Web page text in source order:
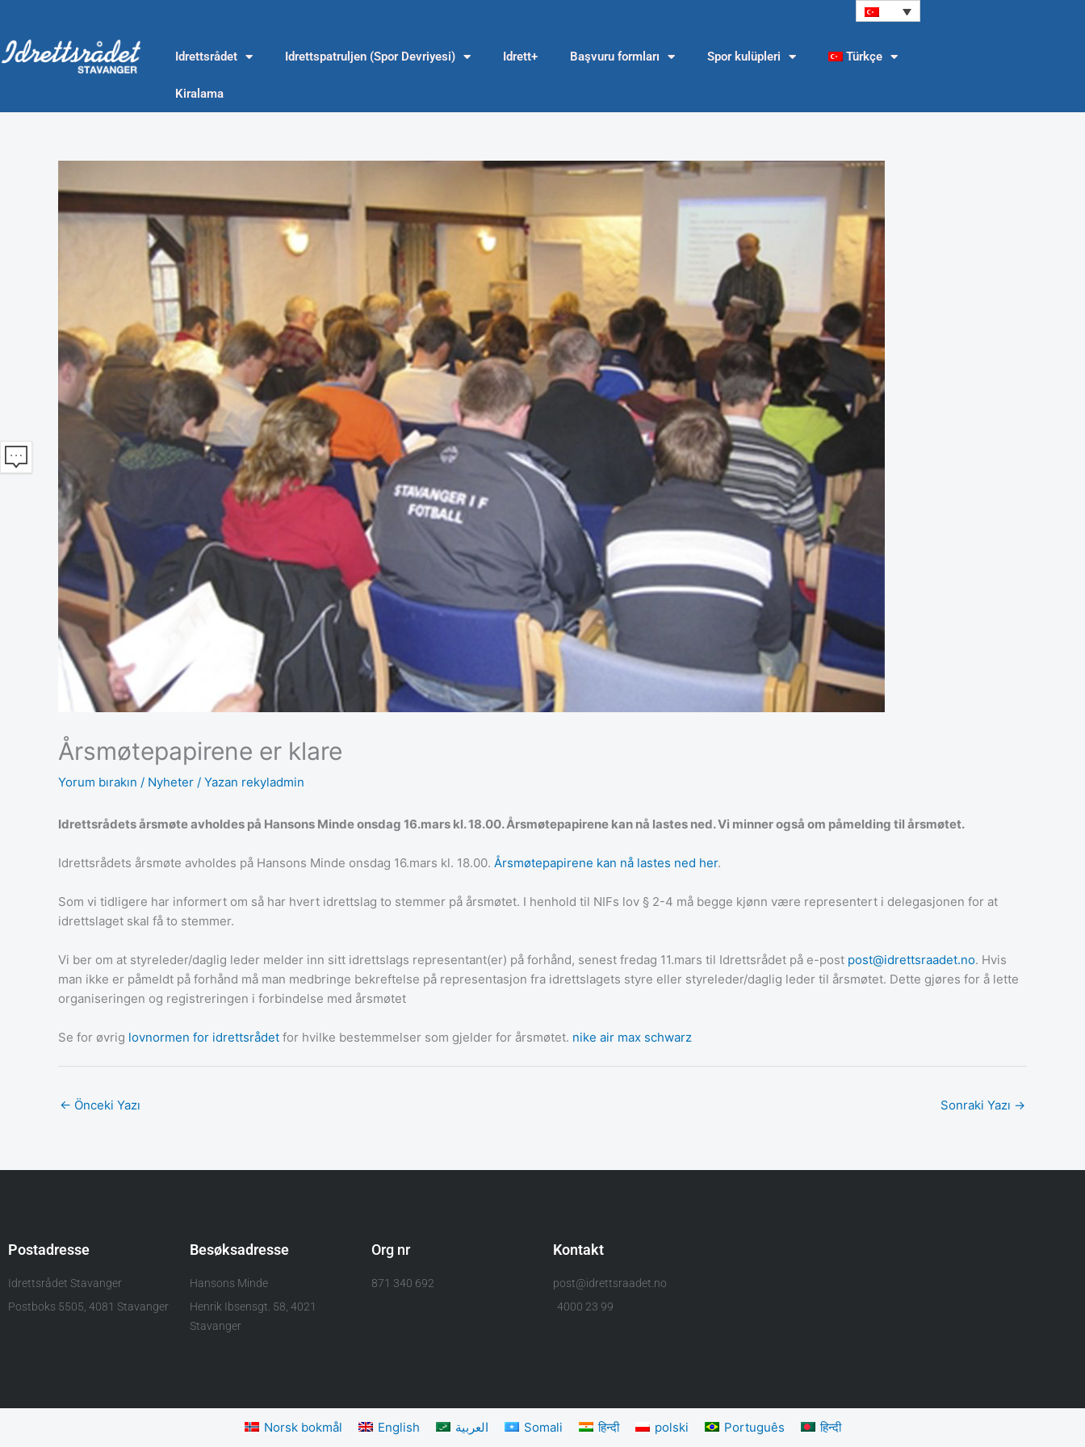
Idrettsrådet Idrettspatruljen (Spor Devriyesi) Idrett+ Başvuru formları Spor kulüpleri Türkçe
Kiralama
Årsmøtepapirene er klare
Yorum bırakın / Nyheter / Yazan rekyladmin
Idrettsrådets årsmøte avholdes på Hansons Minde onsdag 16.mars kl. 18.00. Årsmøtepapirene kan nå lastes ned. Vi minner også om påmelding til årsmøtet.
Idrettsrådets årsmøte avholdes på Hansons Minde onsdag 16.mars kl. 18.00. Årsmøtepapirene kan nå lastes ned her.
Som vi tidligere har informert om så har hvert idrettslag to stemmer på årsmøtet. I henhold til NIFs lov § 2-4 må begge kjønn være representert i delegasjonen for at
idrettslaget skal få to stemmer.
Vi ber om at styreleder/daglig leder melder inn sitt idrettslags representant(er) på forhånd, senest fredag 11.mars til Idrettsrådet på e-post post@idrettsraadet.no. Hvis
man ikke er påmeldt på forhånd må man medbringe bekreftelse på representasjon fra idrettslagets styre eller styreleder/daglig leder til årsmøtet. Dette gjøres for å lette
organiseringen og registreringen i forbindelse med årsmøtet
Se for øvrig lovnormen for idrettsrådet for hvilke bestemmelser som gjelder for årsmøtet. nike air max schwarz
← Önceki Yazı Sonraki Yazı →
Postadresse
Idrettsrådet Stavanger
Postboks 5505, 4081 Stavanger
Besøksadresse
Hansons Minde
Henrik Ibsensgt. 58, 4021
Stavanger
Org nr
871 340 692
Kontakt
post@idrettsraadet.no
4000 23 99
Norsk bokmål English العربية Somali हिन्दी polski Português हिन्दी